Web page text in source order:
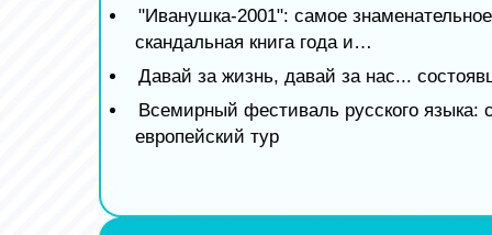
"Иванушка-2001": самое
скандальная книга года и…
Давай за жизнь, давай за нас...
Всемирный фестиваль русского языка:
европейский тур